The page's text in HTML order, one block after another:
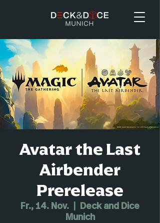
Avatar the Last
Airbender
Prerelease
Fr., 14. Nov.
Deck and Dice
Munich